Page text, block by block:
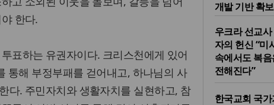
한다.
표하는 유권자이다. 크리스천에게 있어
통해 부정부패를 걷어내고, 하나님의 사
다. 주민자치와 생활자치를 실현하고, 참
개발 기반 확보
우크라 선교사
자의 헌신 “미
속에서도 복
전해진다”
한국교회 국